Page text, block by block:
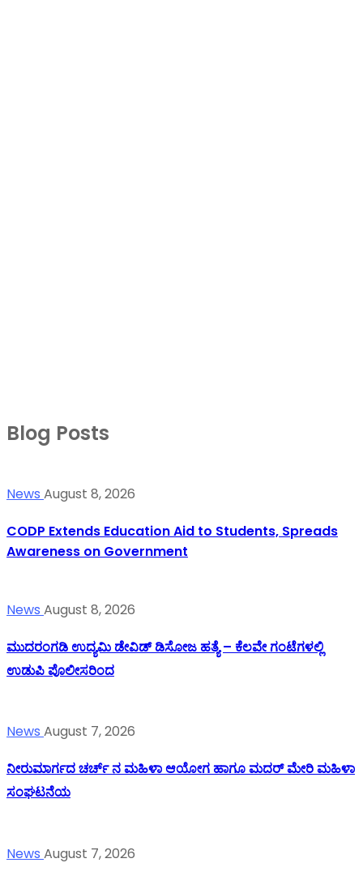
Blog Posts
News August 8, 2026
CODP Extends Education Aid to Students, Spreads
Awareness on Government
News August 8, 2026
ಮುದರಂಗಡಿ ಉದ್ಯಮಿ ಡೇವಿಡ್ ಡಿಸೋಜ ಹತ್ಯೆ – ಕೆಲವೇ ಗಂಟೆಗಳಲ್ಲಿ
ಉಡುಪಿ ಪೊಲೀಸರಿಂದ
News August 7, 2026
ನೀರುಮಾರ್ಗದ ಚರ್ಚ್ ನ ಮಹಿಳಾ ಆಯೋಗ ಹಾಗೂ ಮದರ್ ಮೇರಿ ಮಹಿಳಾ
ಸಂಘಟನೆಯ
News August 7, 2026